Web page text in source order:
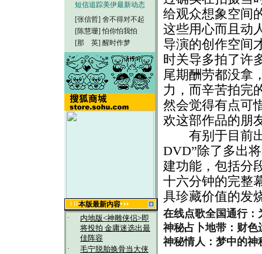
短信追踪美伊最新动态
[张信哲] 舍不得对不起
[陈慧珊] 怕你怕我怕
[那 英] 醒时作梦
本版最新内容
·
内地版<神雕侠侣>即
将投拍 金庸迷选出最
佳阵容
·
毛宁脱胎换骨当大侠
给观众想象空间
这些用心而且动
导演的创作空间
时关导多拍了许
尾期酬劳都没拿
力，而辛苦拍完
然会觉得有点可
欢这部作品的朋
有别于目前出
DVD”除了多出
建功能，包括分
十六分钟的完整
具珍藏价值的发
在线点歌全国通行
神秘占卜地带：财色
神秘情人：梦中的